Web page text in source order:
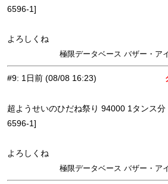
6596-1]
よろしくね
極限データベース バザー・ア
#9: 1日前 (08/08 16:23)
超ようせいのひだね祭り 94000 1タンス
6596-1]
よろしくね
極限データベース バザー・ア